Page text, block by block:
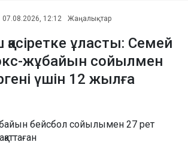
07.08.2026, 12:12 Жаңалықтар
ұласты: Семей
жұбайын сойылмен
үшін 12 жылға
бейсбол сойылымен 27 рет